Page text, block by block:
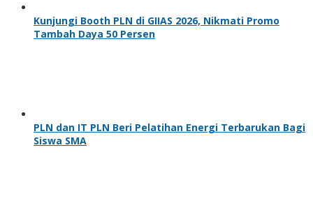
Kunjungi Booth PLN di GIIAS 2026, Nikmati Promo
Tambah Daya 50 Persen
PLN dan IT PLN Beri Pelatihan Energi Terbarukan Bagi
Siswa SMA